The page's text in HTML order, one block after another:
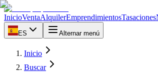
InicioVentaAlquilerEmprendimientosTasaciones
ES Alternar menú
Inicio
Buscar